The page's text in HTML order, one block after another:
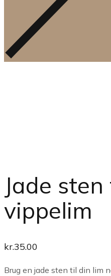
Jade sten
vippelim
kr.35.00
Brug en jade sten til din lim